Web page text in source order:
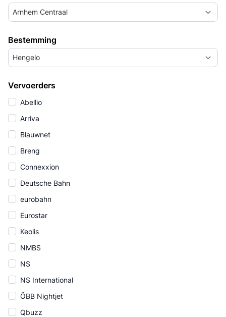
Arnhem Centraal
Bestemming
Hengelo
Vervoerders
Abellio
Arriva
Blauwnet
Breng
Connexxion
Deutsche Bahn
eurobahn
Eurostar
Keolis
NMBS
NS
NS International
ÖBB Nightjet
Qbuzz